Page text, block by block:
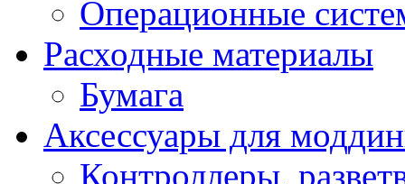
Операционные
Расходные материалы
Бумага
Аксессуары для
Контроллеры,